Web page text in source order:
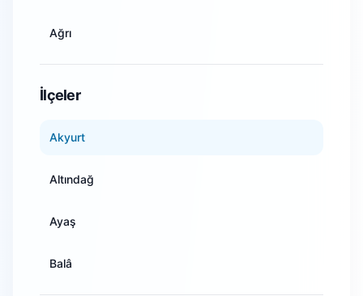
Ağrı
İlçeler
Akyurt
Altındağ
Ayaş
Balâ